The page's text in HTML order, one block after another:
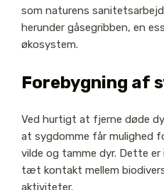
som naturens
herunder gåsegribben, en
økosystem.
Forebygning af
Ved hurtigt at fjerne døde
at sygdomme får mulighed
vilde og tamme dyr. Dette
tæt kontakt mellem
aktiviteter.